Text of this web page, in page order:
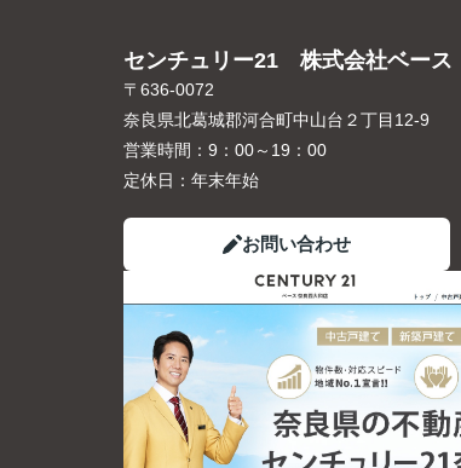
センチュリー21 株式会社ベース
〒636-0072
奈良県北葛城郡河合町中山台２丁目12-9
営業時間： 9：00～19：00
定休日： 年末年始
お問い合わせ